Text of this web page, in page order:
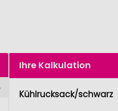
Ihre Kalkulation
Kühlrucksack/schwarz